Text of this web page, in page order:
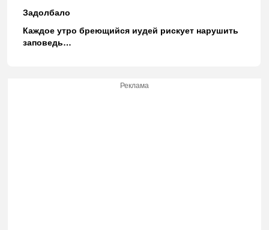
Задолбало
Каждое утро бреющийся иудей рискует нарушить
заповедь…
Реклама